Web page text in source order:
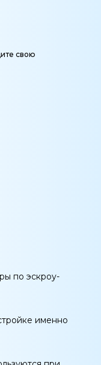
свою
по эскроу-
именно